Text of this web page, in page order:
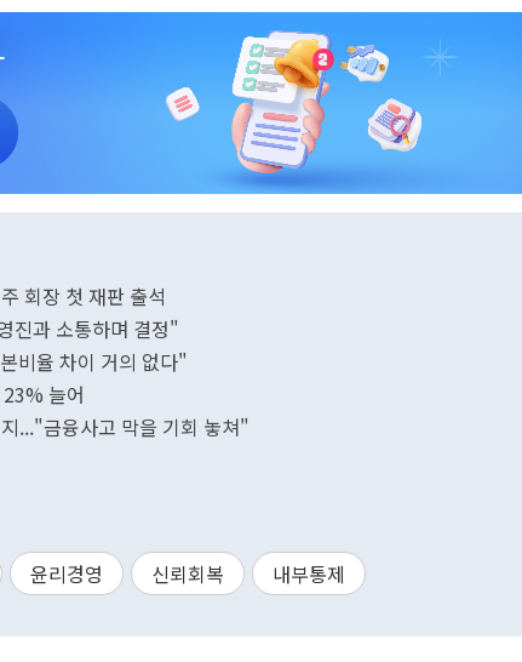
회장 첫 재판 출석
진과 소통하며 결정"
비율 차이 거의 없다"
늘어
..."금융사고 막을 기회 놓쳐"
윤리경영 신뢰회복 내부통제